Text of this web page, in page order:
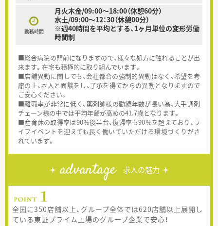
勤務時間
月火木金/09:00～18:00（休憩60分）
水土/09:00～12：30（休憩00分）
※週40時間を平均とする、1ヶ月単位の変形労働
時間制
■総合病院の門前になりますので、様々な処方に触れることが出
来ます。在宅も積極的に取り組んでいます。
■店舗異動に関しても、会社都合の強制的異動はなく、希望を考
慮の上、本人と面談をし、了承を得てからの異動となりますので
ご安心ください。
■離職率が非常に低く、薬剤師様の勤続年数が長い為、大手調剤
チェーン様の中では平均年齢が高めの41.7歳となります。
■産育休の取得率は90％後半台、復帰率も90％を超えており、ラ
イフイベントを迎えても長く働いていただける環境づくりがさ
れています。
advantage 求人の魅力
全国に350店舗以上、グループ全体では620店舗以上展開し
ている東証プライム上場のグループ企業で安心！